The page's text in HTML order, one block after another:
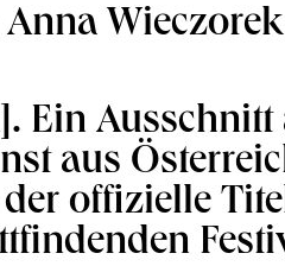
Wieczorek
Ein
aus
offizielle